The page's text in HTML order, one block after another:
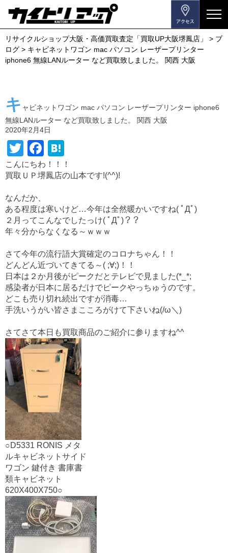
メ
ニ
ュ
す
リサイクルショップ大阪・高価買取査定「買取UP大阪堺鳳店」 > ブ
ログ > キャビネットワゴン mac パソコン レーザープリンター
iphone6 無線LANルーター など買取致しました。 関西 大阪
キ ャビネットワゴン mac パソコン レーザープリンター iphone6
無線LANルーター など買取致しました。 関西 大阪
2020年2月4日
T
wi
tt
er
F
a
c
b
o
o
k
at
e
a
こんにちわ！！！
買取ＵＰ堺鳳店の山本です!(^^)!
なんだか、
ある程度は寒いけど…今年は全然暖かいですね( ﾟДﾟ)
２月ってこんなでしたっけ( ﾟДﾟ)？？
年々分からなくなる～ｗｗｗ
さて今年の流行語大賞確定のコロナちゃん！！
どんどん近づいてきてる～( ;∀;)！！
日本は２か月後がピークだとテレビで見ました(*_*;
感染者が日本に居るだけでピークやっちゅうのです。
どこも売り切れ続出ですが消毒…
手洗いうがい皆さまこころがけて下さいね(/ω＼)
さてさて本日も買取商品のご紹介に参りますね^^
○D5331 RONIS メタ
ルキャビネットサイド
ワゴン 鍵付き 書庫書
類キャビネット
620X400X750○